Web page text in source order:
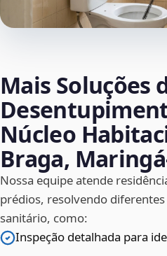
Mais Soluções
Núcleo
Braga,
Nossa equipe atende
prédios, resolvendo
sanitário, como:
Inspeção detalhada para